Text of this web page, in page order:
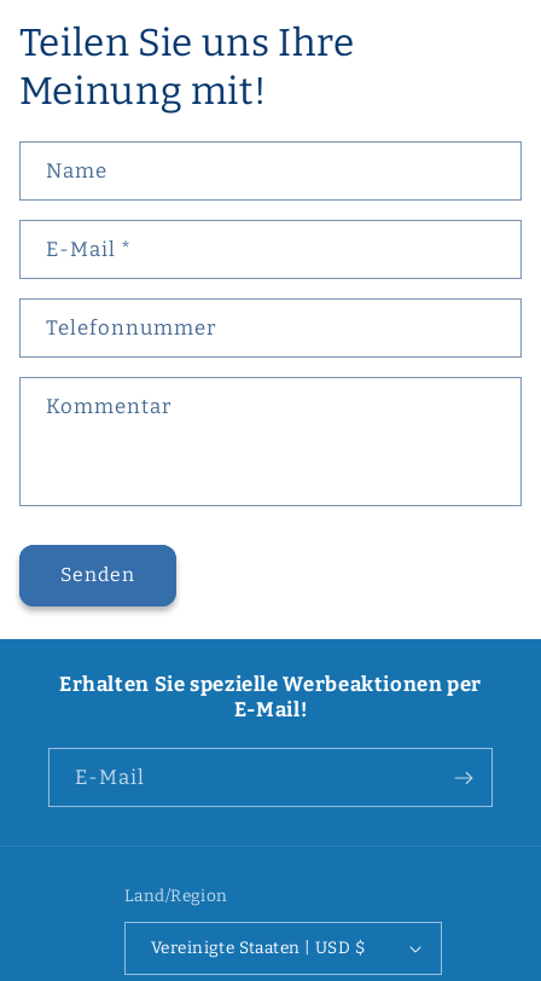
Teilen Sie uns Ihre
Meinung mit!
Name
E-Mail *
Telefonnummer
Kommentar
Senden
Erhalten Sie spezielle Werbeaktionen per
E-Mail!
E-Mail
Land/Region
Vereinigte Staaten | USD $